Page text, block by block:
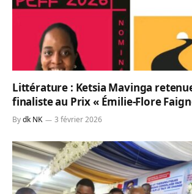
Littérature : Ketsia Mavinga
finaliste au Prix « Émilie-Flore
Bydk NK 3 février 2026